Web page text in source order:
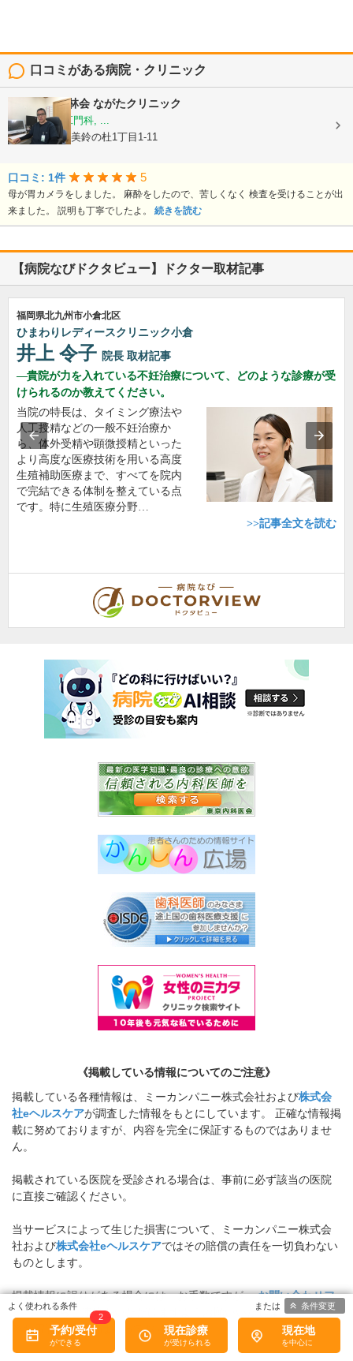
口コミがある病院・クリニック
医療法人 永林会 ながたクリニック
内科, 外科, 肛門科, ...
福岡県小郡市美鈴の杜1丁目1-11
口コミ: 1件 5
母が胃カメラをしました。 麻酔をしたので、苦しくなく 検査を受けることが出
来ました。 説明も丁寧でしたよ。 続きを読む
【病院なびドクタビュー】ドクター取材記事
福岡県北九州市小倉北区
ひまわりレディースクリニック小倉
井上 令子 院長 取材記事
貴院が力を入れている不妊治療について、どのような診療が受
けられるのか教えてください。
当院の特長は、タイミング療法や
人工授精などの一般不妊治療か
ら、体外受精や顕微授精といった
より高度な医療技術を用いる高度
生殖補助医療まで、すべてを院内
で完結できる体制を整えている点
です。特に生殖医療分野…
>>記事全文を読む
《掲載している情報についてのご注意》
掲載している各種情報は、ミーカンパニー株式会社および株式会
社eヘルスケアが調査した情報をもとにしています。 正確な情報掲
載に努めておりますが、内容を完全に保証するものではありませ
ん。
掲載されている医院を受診される場合は、事前に必ず該当の医院
に直接ご確認ください。
当サービスによって生じた損害について、ミーカンパニー株式会
社および株式会社eヘルスケアではその賠償の責任を一切負わない
ものとします。
掲載情報に誤りがある場合には、お手数ですが、お問い合わせフ
ォームからご連絡をいただけますようお願いいたします。
※お電話での対応は行っておりません
予約/受付
2
現在診療 現在地
条件変更